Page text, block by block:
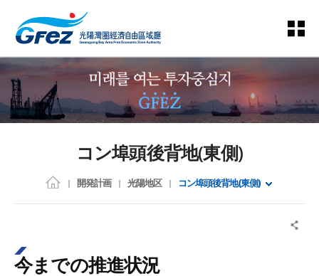
コン埠頭後背地(東側)
開発計画 光陽地区 コン埠頭後背地(東側)
今までの推進状況